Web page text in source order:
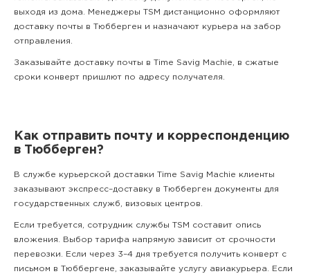
выходя из дома. Менеджеры TSM дистанционно оформляют
доставку почты в Тюбберген и назначают курьера на забор
отправления.
Заказывайте доставку почты в Time Savig Machie, в сжатые
сроки конверт пришлют по адресу получателя.
Как отправить почту и корреспонденцию
в Тюбберген?
В службе курьерской доставки Time Savig Machie клиенты
заказывают экспресс–доставку в Тюбберген документы для
государственных служб, визовых центров.
Если требуется, сотрудник службы TSM составит опись
вложения. Выбор тарифа напрямую зависит от срочности
перевозки. Если через 3–4 дня требуется получить конверт с
письмом в Тюббергене, заказывайте услугу авиакурьера. Если